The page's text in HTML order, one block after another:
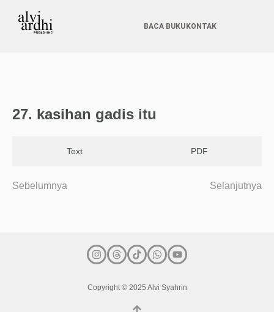
BACA BUKU KONTAK
27. kasihan gadis itu
Text PDF
Sebelumnya Selanjutnya
Copyright © 2025 Alvi Syahrin